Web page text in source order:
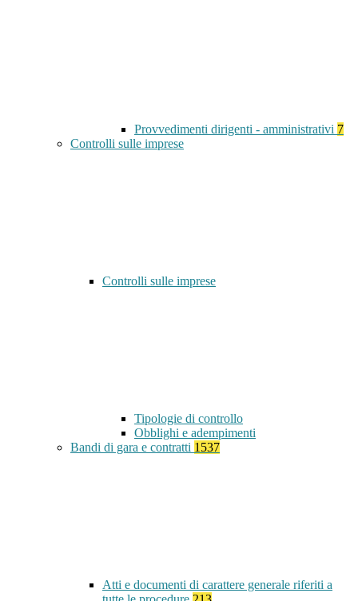
Provvedimenti dirigenti - amministrativi 7
Controlli sulle imprese
Controlli sulle imprese
Tipologie di controllo
Obblighi e adempimenti
Bandi di gara e contratti 1537
Atti e documenti di carattere generale riferiti a